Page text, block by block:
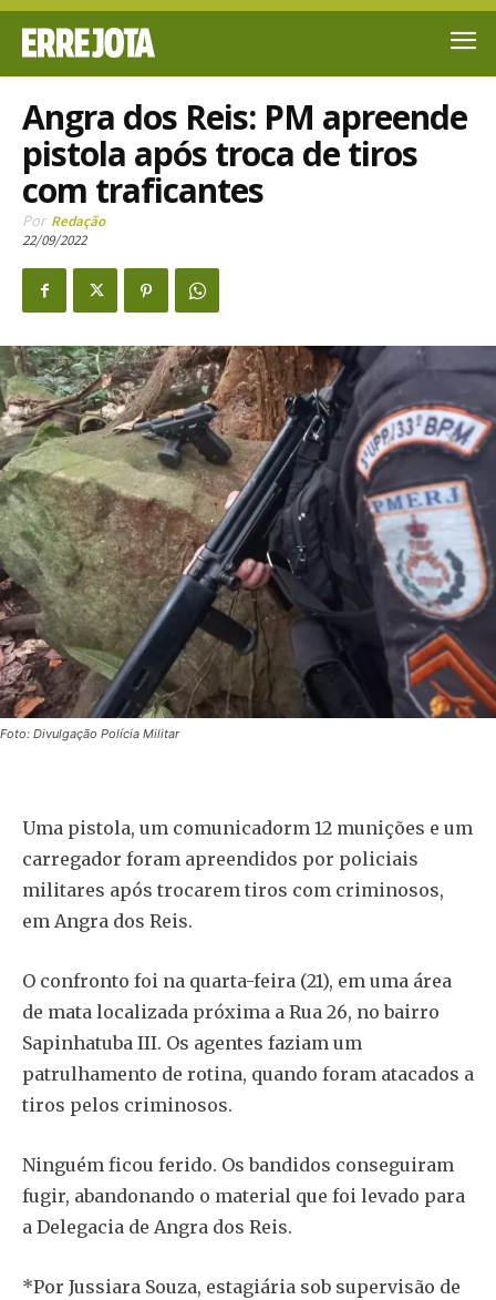
Angra dos Reis: PM apreende
pistola após troca de tiros
com traficantes
Por Redação
22/09/2022
Foto: Divulgação Polícia Militar
Uma pistola, um comunicadorm 12 munições e um
carregador foram apreendidos por policiais
militares após trocarem tiros com criminosos,
em Angra dos Reis.
O confronto foi na quarta-feira (21), em uma área
de mata localizada próxima a Rua 26, no bairro
Sapinhatuba III. Os agentes faziam um
patrulhamento de rotina, quando foram atacados a
tiros pelos criminosos.
Ninguém ficou ferido. Os bandidos conseguiram
fugir, abandonando o material que foi levado para
a Delegacia de Angra dos Reis.
*Por Jussiara Souza, estagiária sob supervisão de